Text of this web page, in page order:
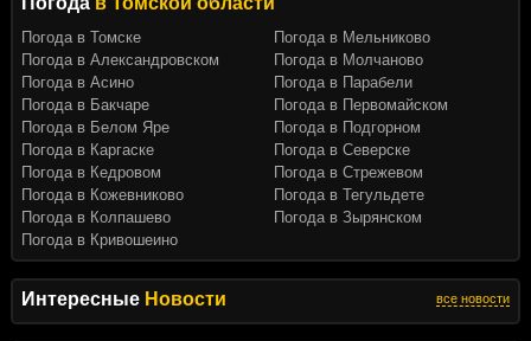
Интересные Новости все новости
Погода в Томске
Погода в Александровском
Погода в Асино
Погода в Бакчаре
Погода в Белом Яре
Погода в Каргаске
Погода в Кедровом
Погода в Кожевниково
Погода в Колпашево
Погода в Кривошеино
Погода в Мельниково
Погода в Молчаново
Погода в Парабели
Погода в Первомайском
Погода в Подгорном
Погода в Северске
Погода в Стрежевом
Погода в Тегульдете
Погода в Зырянском